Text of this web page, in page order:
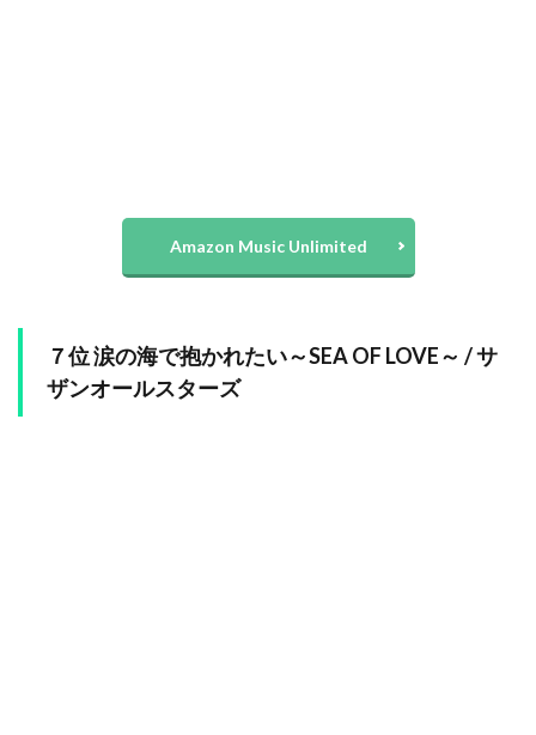
Amazon Music Unlimited
７位 涙の海で抱かれたい～SEA OF LOVE～ / サ
ザンオールスターズ